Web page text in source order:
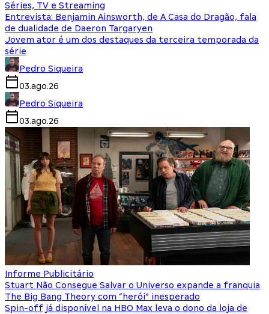
Séries, TV e Streaming
Entrevista: Benjamin Ainsworth, de A Casa do Dragão, fala
de dualidade de Daeron Targaryen
Jovem ator é um dos destaques da terceira temporada da
série
Pedro Siqueira
03.ago.26
Pedro Siqueira
03.ago.26
Informe Publicitário
Stuart Não Consegue Salvar o Universo expande a franquia
The Big Bang Theory com “herói” inesperado
Spin-off já disponível na HBO Max leva o dono da loja de